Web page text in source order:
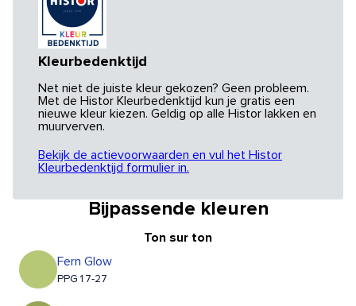
Kleurbedenktijd
Net niet de juiste kleur gekozen? Geen probleem.
Met de Histor Kleurbedenktijd kun je gratis een
nieuwe kleur kiezen. Geldig op alle Histor lakken en
muurverven.
Bekijk de actievoorwaarden en vul het Histor
Kleurbedenktijd formulier in.
Bijpassende kleuren
Ton sur ton
Fern Glow
PPG17-27